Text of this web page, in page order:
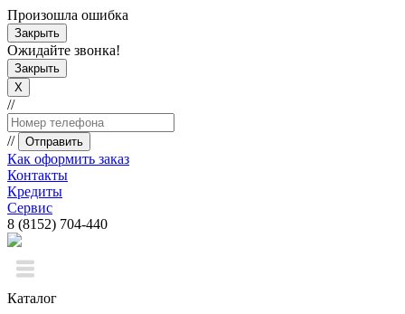
Произошла ошибка
Закрыть
Ожидайте звонка!
Закрыть
X
//
// Отправить
Как оформить заказ
Контакты
Кредиты
Сервис
8 (8152) 704-440
Каталог